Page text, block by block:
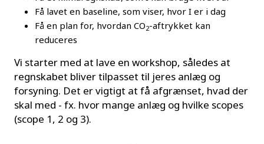
Få lavet en baseline, som viser, hvor I er i dag
Få en plan for, hvordan CO2-aftrykket kan
reduceres
Vi starter med at lave en workshop, således at
regnskabet bliver tilpasset til jeres anlæg og
forsyning. Det er vigtigt at få afgrænset, hvad der
skal med - fx. hvor mange anlæg og hvilke scopes
(scope 1, 2 og 3).